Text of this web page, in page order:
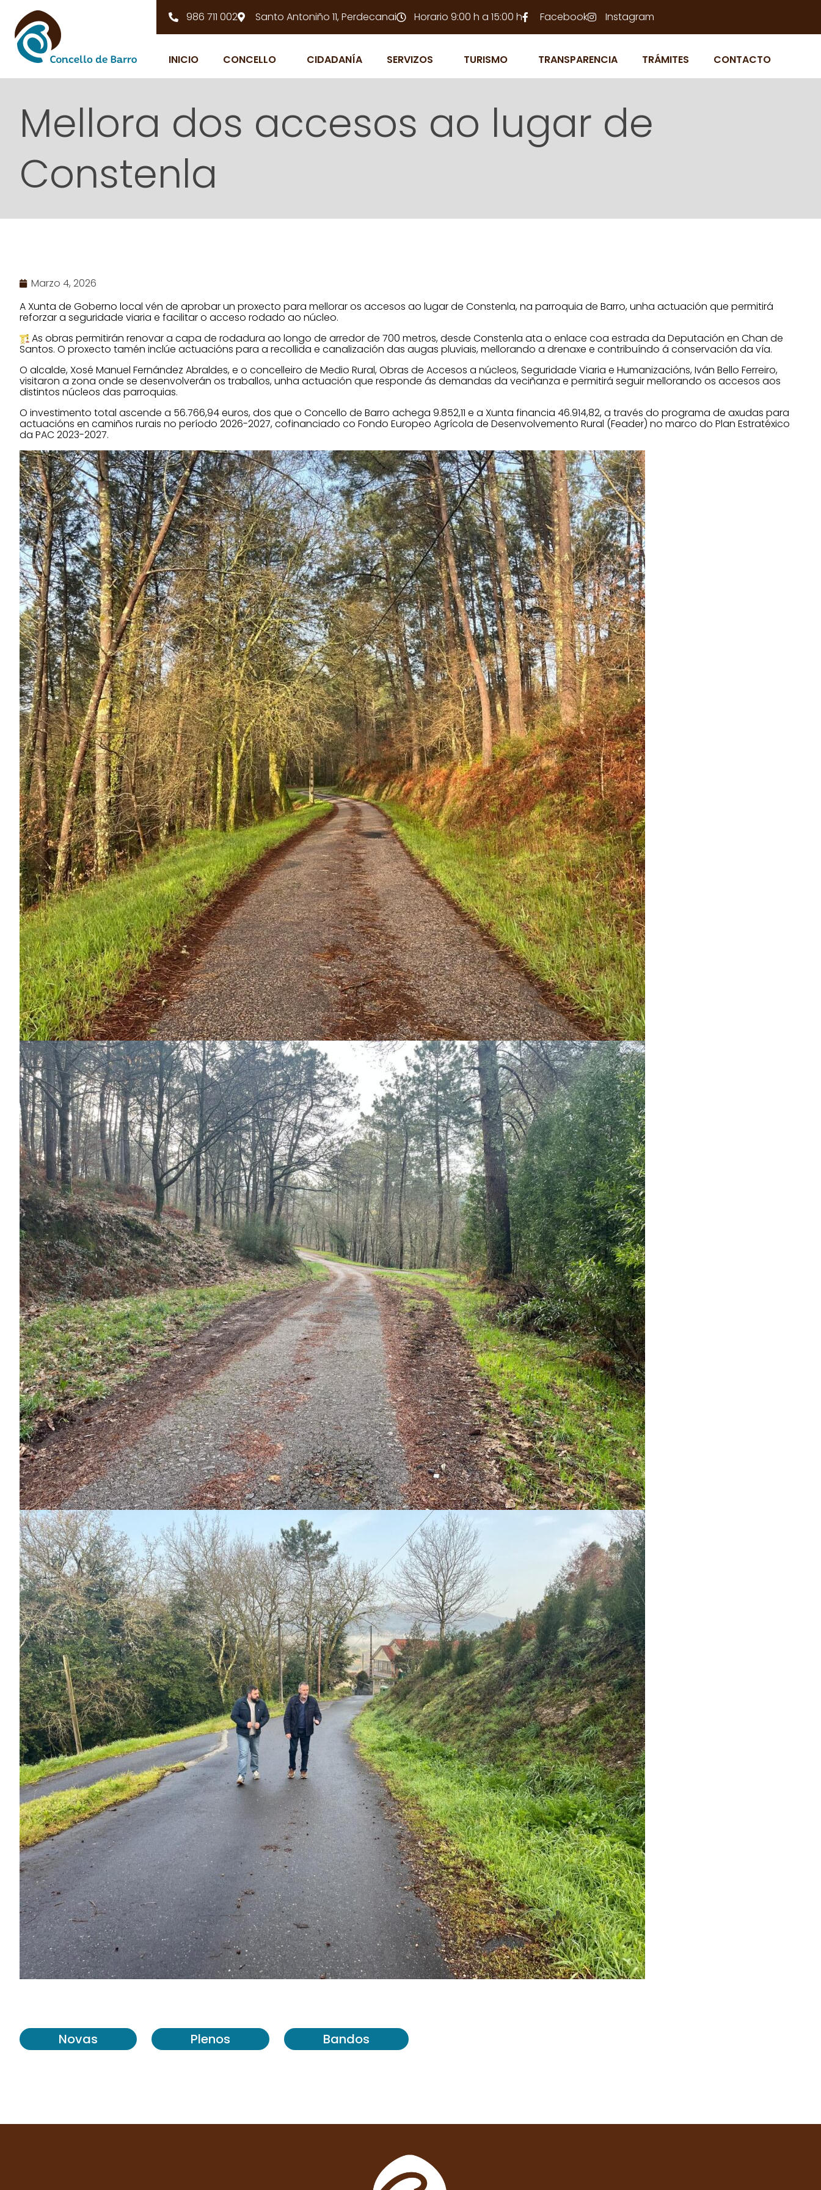
986 711 002 Santo Antoniño 11, Perdecanai Horario 9:00 h a 15:00 h Facebook Instagram
INICIO CONCELLO CIDADANÍA SERVIZOS TURISMO TRANSPARENCIA TRÁMITES CONTACTO
Mellora dos accesos ao lugar de
Constenla
Marzo 4, 2026
A Xunta de Goberno local vén de aprobar un proxecto para mellorar os accesos ao lugar de Constenla, na parroquia de Barro, unha actuación que permitirá
reforzar a seguridade viaria e facilitar o acceso rodado ao núcleo.
As obras permitirán renovar a capa de rodadura ao longo de arredor de 700 metros, desde Constenla ata o enlace coa estrada da Deputación en Chan de
Santos. O proxecto tamén inclúe actuacións para a recollida e canalización das augas pluviais, mellorando a drenaxe e contribuíndo á conservación da vía.
O alcalde, Xosé Manuel Fernández Abraldes, e o concelleiro de Medio Rural, Obras de Accesos a núcleos, Seguridade Viaria e Humanizacións, Iván Bello Ferreiro,
visitaron a zona onde se desenvolverán os traballos, unha actuación que responde ás demandas da veciñanza e permitirá seguir mellorando os accesos aos
distintos núcleos das parroquias.
O investimento total ascende a 56.766,94 euros, dos que o Concello de Barro achega 9.852,11 e a Xunta financia 46.914,82, a través do programa de axudas para
actuacións en camiños rurais no período 2026-2027, cofinanciado co Fondo Europeo Agrícola de Desenvolvemento Rural (Feader) no marco do Plan Estratéxico
da PAC 2023-2027.
Novas Plenos Bandos